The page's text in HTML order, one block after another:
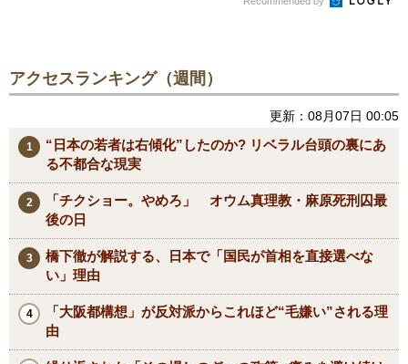
アクセスランキング（週間）
更新：08月07日 00:05
“日本の若者は右傾化”したのか? リベラル台頭の裏にあ
る不都合な現実
「チクショー。やめろ」 オウム真理教・麻原死刑囚最
後の日
橋下徹が解説する、日本で「国民が首相を直接選べな
い」理由
「大阪都構想」が反対派からこれほど“毛嫌い”される理
由